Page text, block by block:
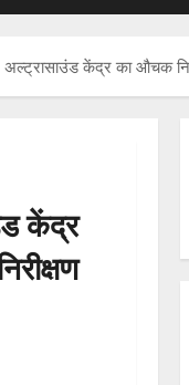
अल्ट्रासाउंड केंद्र का औचक
केंद्र